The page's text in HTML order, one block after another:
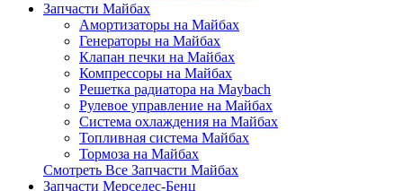
Запчасти Майбах
Амортизаторы на Майбах
Генераторы на Майбах
Клапан печки на Майбах
Компрессоры на Майбах
Решетка радиатора на Maybach
Рулевое управление на Майбах
Система охлаждения на Майбах
Топливная система Майбах
Тормоза на Майбах
Смотреть Все Запчасти Майбах
Запчасти Мерседес-Бенц